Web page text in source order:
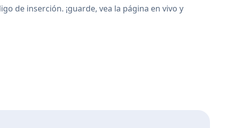
de inserción. ¡guarde, vea la página en vivo y